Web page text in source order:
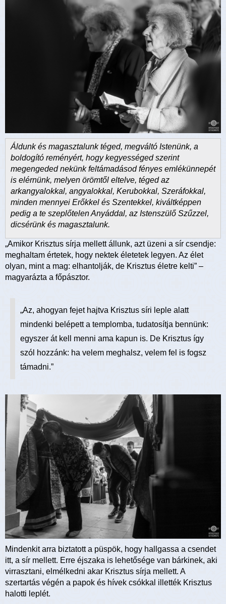
Áldunk és magasztalunk téged, megváltó Istenünk, a
boldogító reményért, hogy kegyességed szerint
megengeded nekünk feltámadásod fényes emlékünnepét
is elérnünk, melyen örömtől eltelve, téged az
arkangyalokkal, angyalokkal, Kerubokkal, Szeráfokkal,
minden mennyei Erőkkel és Szentekkel, kiváltképpen
pedig a te szeplőtelen Anyáddal, az Istenszülő Szűzzel,
dicsérünk és magasztalunk.
„Amikor Krisztus sírja mellett állunk, azt üzeni a sír csendje:
meghaltam értetek, hogy nektek életetek legyen. Az élet
olyan, mint a mag: elhantolják, de Krisztus életre kelti” –
magyarázta a főpásztor.
„Az, ahogyan fejet hajtva Krisztus síri leple alatt
mindenki belépett a templomba, tudatosítja bennünk:
egyszer át kell menni ama kapun is. De Krisztus így
szól hozzánk: ha velem meghalsz, velem fel is fogsz
támadni.”
Mindenkit arra biztatott a püspök, hogy hallgassa a csendet
itt, a sír mellett. Erre éjszaka is lehetősége van bárkinek, aki
virrasztani, elmélkedni akar Krisztus sírja mellett. A
szertartás végén a papok és hívek csókkal illették Krisztus
halotti leplét.